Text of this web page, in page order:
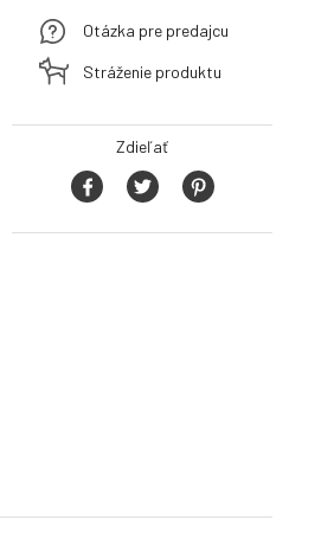
Otázka pre predajcu
Stráženie produktu
Zdieľať